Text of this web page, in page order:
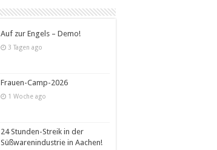
Auf zur Engels – Demo!
3 Tagen ago
Frauen-Camp-2026
1 Woche ago
24 Stunden-Streik in der
Süßwarenindustrie in Aachen!